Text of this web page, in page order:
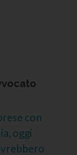
con
oggi